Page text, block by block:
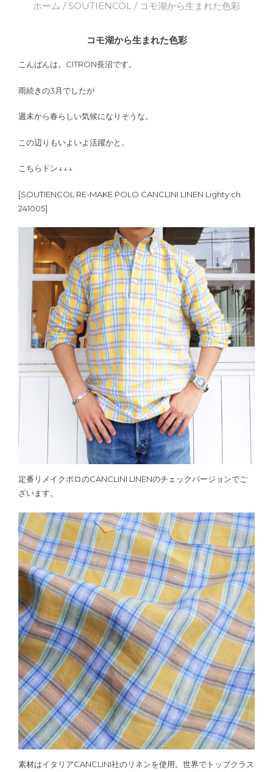
ホーム / SOUTIENCOL / コモ湖から生まれた色彩
コモ湖から生まれた色彩
こんばんは。CITRON長沼です。
雨続きの3月でしたが
週末から春らしい気候になりそうな。
この辺りもいよいよ活躍かと。
こちらドン↓↓↓
[SOUTIENCOL RE-MAKE POLO CANCLINI LINEN Lighty ch
241005]
定番リメイクポロのCANCLINI LINENのチェックバージョンでご
ざいます。
素材はイタリアCANCLINI社のリネンを使用。世界でトップクラス